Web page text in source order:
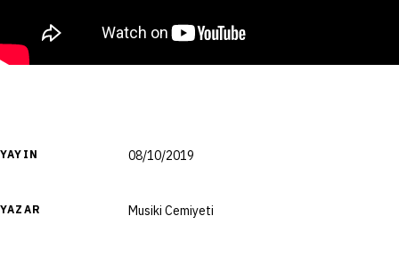
YAYIN 08/10/2019
YAZAR Musiki Cemiyeti